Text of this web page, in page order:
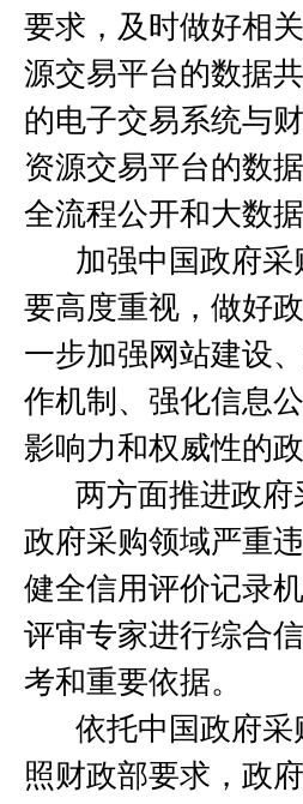
要求，及时做好相
源交易平台的数据
的电子交易系统与
资源交易平台的数
全流程公开和大数
加强中国政府
要高度重视，做好
一步加强网站建设
作机制、强化信息
影响力和权威性的
两方面推进政
政府采购领域严重
健全信用评价记录
评审专家进行综合
考和重要依据。
依托中国政府
照财政部要求，政